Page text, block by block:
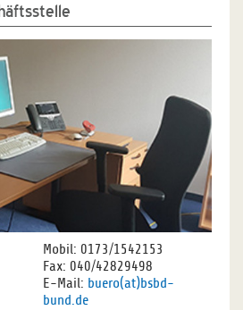
Mobil: 0173/1542153
Fax: 040/42829498
E-Mail: buero(at)bsbd-
bund.de